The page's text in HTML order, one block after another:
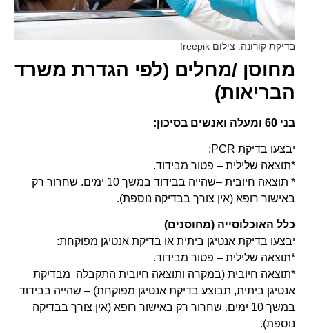
בדיקת קורונה. צילום freepik
מחוסן /מחלים (לפי הגדרת משרד
הבריאות)
בני 60 ומעלה ואנשים בסיכון:
יבצעו בדיקת PCR:
*תוצאה שלילית – פטור מבידוד.
* תוצאה חיובית –שהייה בבידוד במשך 10 ימים. שחרור רק
באישור רופא (אין צורך בבדיקה נוספת).
כלל האוכלוסייה (מחוסנים)
יבצעו בדיקת אנטיגן ביתית או בדיקת אנטיגן מפוקחת:
*תוצאה שלילית – פטור מבידוד.
*תוצאה חיובית (במקרה ותוצאה חיובית התקבלה מבדיקת
אנטיגן ביתית, תבוצע בדיקת אנטיגן מפוקחת) – שהייה בבידוד
במשך 10 ימים. שחרור רק באישור רופא (אין צורך בבדיקה
נוספת).